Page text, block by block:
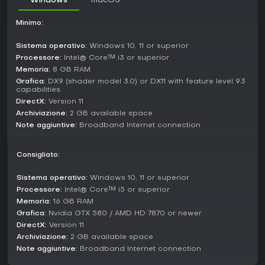
anziché sulla competizione.
sostengono nei combattimenti, rendendo l'esperienza
centrata su cura reciproca e strategia. Non ci sono
modalità competitive dedicate; l'attenzione resta
sull'esplorazione cooperativa e sul survival.
Mechanics and Systems
Deep Dish Dungeon adotta una progressione metroidvania,
dove nuovi tool o abilità aprono sezioni del dungeon prima
Il design del dungeon artigianale favorisce percorsi multipli
e puzzle organici, premiando sperimentazione e pazienza.
La gestione inventario è cruciale, con spazio limitato che
costringe a scelte difficili su cosa riportare al campo.
Minimo:
Sistema operativo: Windows 10, 11 or superior
Processore: Intel® Core™ i3 or superior
Memoria: 8 GB RAM
Grafica: DX9 (shader model 3.0) or DX11 with feature level 9.3
capabilities.
DirectX: Version 11
Archiviazione: 2 GB available space
Note aggiuntive: Broadband Internet connection
Consigliato:
Sistema operativo: Windows 10, 11 or superior
Processore: Intel® Core™ i5 or superior
Memoria: 16 GB RAM
Grafica: Nvidia GTX 580 / AMD HD 7870 or newer
DirectX: Version 11
Archiviazione: 2 GB available space
Note aggiuntive: Broadband Internet connection